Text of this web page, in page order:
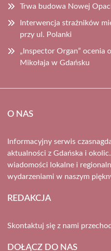
Trwa budowa Nowej
Interwencja strażników
przy ul. Polanki
„Inspector Organ” ocenia
Mikołaja w Gdańsku
O NAS
Informacyjny serwis
aktualności z Gdańska i
wiadomości lokalne i
wydarzeniami w naszym
REDAKCJA
Skontaktuj się z nami
DOŁĄCZ DO NAS